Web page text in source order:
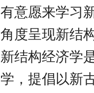
有意愿来学习
角度呈现新结
新结构经济学
学，提倡以新